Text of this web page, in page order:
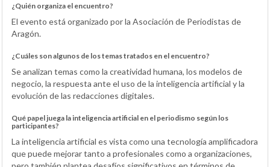
¿Quién organiza el encuentro?
El evento está organizado por la Asociación de Periodistas de
Aragón.
¿Cuáles son algunos de los temas tratados en el encuentro?
Se analizan temas como la creatividad humana, los modelos de
negocio, la respuesta ante el uso de la inteligencia artificial y la
evolución de las redacciones digitales.
Qué papel juega la inteligencia artificial en el periodismo según los
participantes?
La inteligencia artificial es vista como una tecnología amplificadora
que puede mejorar tanto a profesionales como a organizaciones,